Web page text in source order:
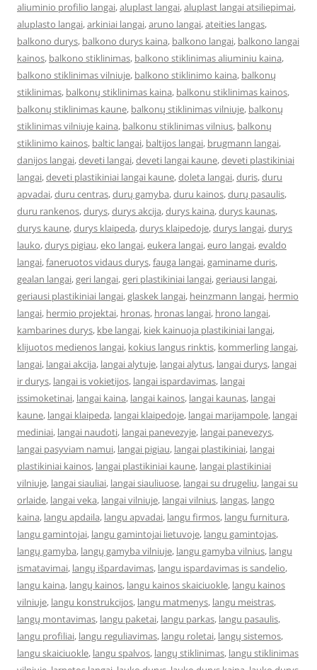
aliuminio profilio langai,aluplast langai,aluplast langai atsiliepimai,
aluplasto langai,arkiniai langai,aruno langai,ateities langas,
balkono durys, balkono durys kaina, balkono langai, balkono langai
kainos, balkono stiklinimas, balkono stiklinimas aliuminiu kaina,
balkono stiklinimas vilniuje, balkono stiklinimo kaina, balkonų
stiklinimas, balkonų stiklinimas kaina, balkonu stiklinimas kainos,
balkonų stiklinimas kaune, balkonų stiklinimas vilniuje, balkonų
stiklinimas vilniuje kaina, balkonu stiklinimas vilnius, balkonų
stiklinimo kainos, baltic langai, baltijos langai, brugmann langai,
danijos langai,deveti langai,deveti langai kaune,deveti plastikiniai
langai,deveti plastikiniai langai kaune,doleta langai,duris,duru
apvadai,duru centras,durų gamyba,duru kainos,durų pasaulis,
duru rankenos,durys,durys akcija,durys kaina,durys kaunas,
durys kaune,durys klaipeda,durys klaipedoje,durys langai,durys
lauko,durys pigiau,eko langai,eukera langai,euro langai,evaldo
langai,faneruotos vidaus durys,fauga langai,gaminame duris,
gealan langai,geri langai,geri plastikiniai langai,geriausi langai,
geriausi plastikiniai langai,glaskek langai, heinzmann langai, hermio
langai, hermio projektai, hronas, hronas langai, hrono langai,
kambarines durys, kbe langai, kiek kainuoja plastikiniai langai,
klijuotos medienos langai, kokius langus rinktis, kommerling langai,
langai, langai akcija, langai alytuje, langai alytus, langai durys, langai
ir durys, langai is vokietijos, langai ispardavimas, langai
issimoketinai, langai kaina, langai kainos, langai kaunas, langai
kaune, langai klaipeda, langai klaipedoje, langai marijampole, langai
mediniai, langai naudoti, langai panevezyje, langai panevezys,
langai pasyviam namui, langai pigiau, langai plastikiniai, langai
plastikiniai kainos, langai plastikiniai kaune, langai plastikiniai
vilniuje, langai siauliai, langai siauliuose, langai su drugeliu, langai su
orlaide, langai veka, langai vilniuje, langai vilnius, langas, lango
kaina, langu apdaila, langu apvadai, langu firmos, langu furnitura,
langu gamintojai, langu gamintojai lietuvoje, langu gamintojas,
langų gamyba, langų gamyba vilniuje, langu gamyba vilnius, langu
ismatavimai, langų išpardavimas, langu ispardavimas is sandelio,
langu kaina, langų kainos, langu kainos skaiciuokle, langu kainos
vilniuje, langu konstrukcijos, langu matmenys, langu meistras,
langų montavimas, langu paketai, langu parkas, langu pasaulis,
langu profiliai, langu reguliavimas, langu roletai, langų sistemos,
langu skaiciuokle, langu spalvos, langų stiklinimas, langu stiklinimas